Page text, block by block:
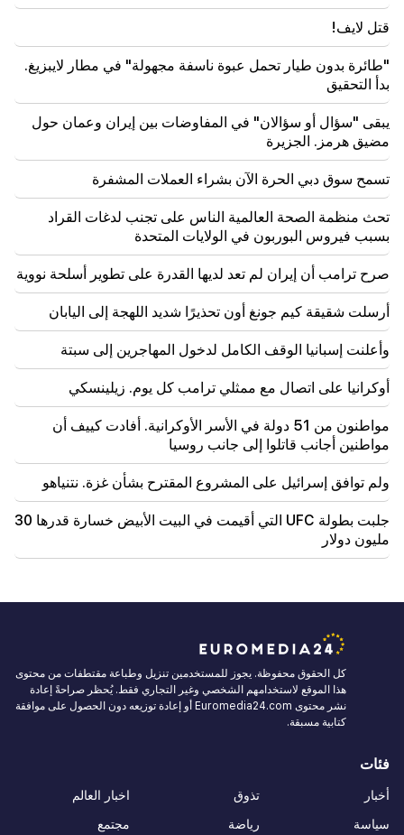
الحرية لجميع الأرمن في سجون باكو. ابراهاميان
19:28 مهم
وتحت قيادتكم، ستواصل حكومة جمهورية أرمينيا لعب دور
بناء في السلام الإقليمي. غوتيريس إلى باشينيان
18:35
روسيا مستعدة لمواصلة إدارة امتيازات السكك الحديدية
الأرمينية. أوفرتشوك
18:21
إن القيود غير المعقولة المفروضة على تصدير المنتجات
الأرمنية إلى السوق الروسية مثيرة للقلق. روبينيان إلى
ماتفيينكو
قتل لايف!
"طائرة بدون طيار تحمل عبوة ناسفة مجهولة" في مطار لايبزيغ.
بدأ التحقيق
يبقى "سؤال أو سؤالان" في المفاوضات بين إيران وعمان حول
مضيق هرمز. الجزيرة
تسمح سوق دبي الحرة الآن بشراء العملات المشفرة
تحث منظمة الصحة العالمية الناس على تجنب لدغات القراد
بسبب فيروس البوربون في الولايات المتحدة
صرح ترامب أن إيران لم تعد لديها القدرة على تطوير أسلحة نووية
أرسلت شقيقة كيم جونغ أون تحذيرًا شديد اللهجة إلى اليابان
وأعلنت إسبانيا الوقف الكامل لدخول المهاجرين إلى سبتة
أوكرانيا على اتصال مع ممثلي ترامب كل يوم. زيلينسكي
مواطنون من 51 دولة في الأسر الأوكرانية. أفادت كييف أن
مواطنين أجانب قاتلوا إلى جانب روسيا
ولم توافق إسرائيل على المشروع المقترح بشأن غزة. نتنياهو
جلبت بطولة UFC التي أقيمت في البيت الأبيض خسارة قدرها 30
مليون دولار
كل الحقوق محفوظة. يجوز للمستخدمين تنزيل وطباعة مقتطفات من محتوى
هذا الموقع لاستخدامهم الشخصي وغير التجاري فقط. يُحظر صراحةً إعادة
نشر محتوى Euromedia24.com أو إعادة توزيعه دون الحصول على موافقة
كتابية مسبقة.
فئات
أخبار
سياسة
تذوق
رياضة
اخبار العالم
مجتمع